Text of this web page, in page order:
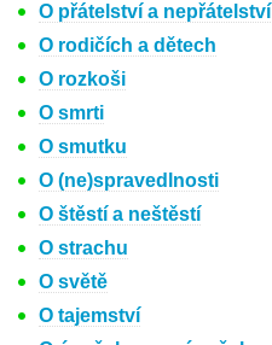
O přátelství a nepřátelství
O rodičích a dětech
O rozkoši
O smrti
O smutku
O (ne)spravedlnosti
O štěstí a neštěstí
O strachu
O světě
O tajemství